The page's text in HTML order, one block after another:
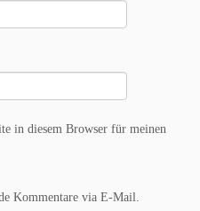
in diesem Browser für meinen
Kommentare via E-Mail.